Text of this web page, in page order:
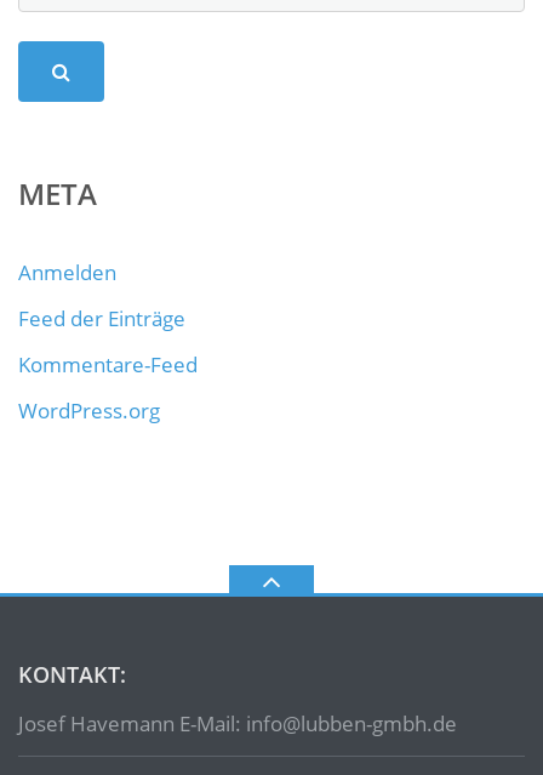
META
Anmelden
Feed der Einträge
Kommentare-Feed
WordPress.org
KONTAKT:
Josef Havemann E-Mail: info@lubben-gmbh.de